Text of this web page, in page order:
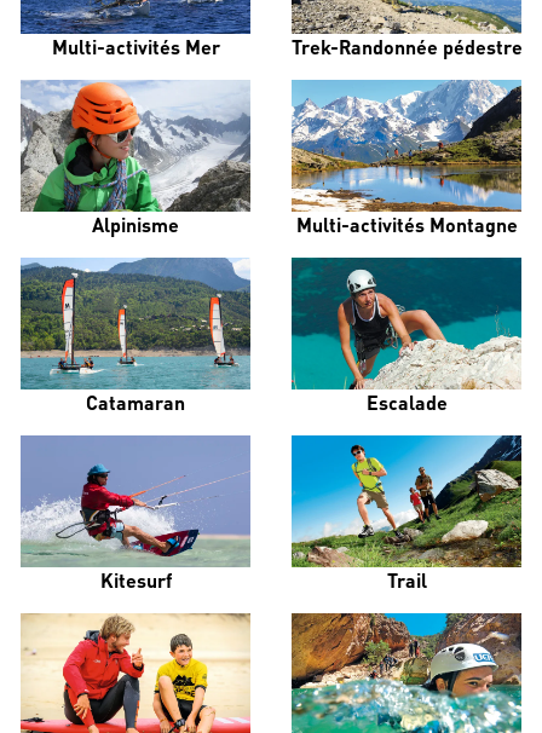
Multi-activités Mer Trek-Randonnée pédestre
Alpinisme Multi-activités Montagne
Catamaran Escalade
Kitesurf Trail